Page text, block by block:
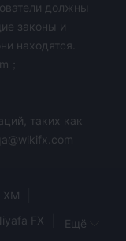
важно
вопроса о
фирма. в
со стороны
значение
дополнительные
и собрать
должны
законы и
находятся.
；
таких как
XM
FX
Ещё